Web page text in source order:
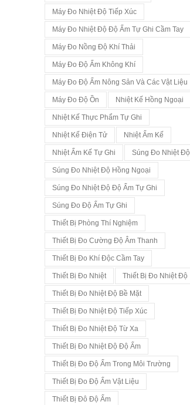
Máy Đo Nhiệt Độ Tiếp Xúc
Máy Đo Nhiệt Độ Độ Ẩm Tự Ghi Cầm Tay
Máy Đo Nồng Độ Khí Thải
Máy Đo Độ Ẩm Không Khí
Máy Đo Độ Ẩm Nông Sản Và Các Vật Liệu
Máy Đo Độ Ồn Nhiệt Kế Hồng Ngoại
Nhiệt Kế Thực Phẩm Tự Ghi
Nhiệt Kế Điện Tử Nhiệt Ẩm Kế
Nhiệt Ẩm Kế Tự Ghi Súng Đo Nhiệt Độ
Súng Đo Nhiệt Độ Hồng Ngoại
Súng Đo Nhiệt Độ Độ Ẩm Tự Ghi
Súng Đo Độ Ẩm Tự Ghi
Thiết Bị Phòng Thí Nghiệm
Thiết Bị Đo Cường Độ Âm Thanh
Thiết Bị Đo Khí Độc Cầm Tay
Thiết Bị Đo Nhiệt Thiết Bị Đo Nhiệt Độ
Thiết Bị Đo Nhiệt Độ Bề Mặt
Thiết Bị Đo Nhiệt Độ Tiếp Xúc
Thiết Bị Đo Nhiệt Độ Từ Xa
Thiết Bị Đo Nhiệt Độ Độ Ẩm
Thiết Bị Đo Độ Ẩm Trong Môi Trường
Thiết Bị Đo Độ Ẩm Vật Liệu
Thiết Bị Đô Độ Ẩm